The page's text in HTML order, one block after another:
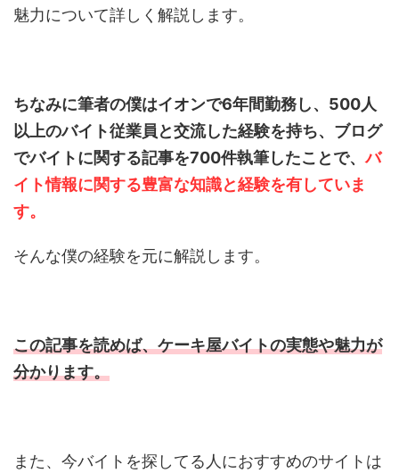
魅力について詳しく解説します。
ちなみに筆者の僕はイオンで6年間勤務し、500人
以上のバイト従業員と交流した経験を持ち、ブログ
でバイトに関する記事を700件執筆したことで、バ
イト情報に関する豊富な知識と経験を有していま
す。
そんな僕の経験を元に解説します。
この記事を読めば、ケーキ屋バイトの実態や魅力が
分かります。
また、今バイトを探してる人におすすめのサイトは